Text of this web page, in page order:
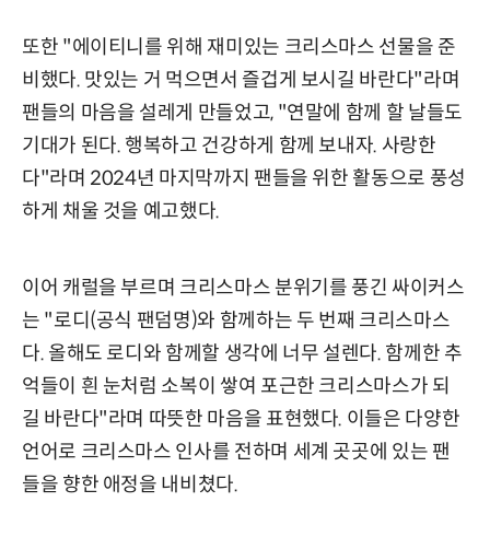
또한 "에이티니를 위해 재미있는 크리스마스 선물을 준
비했다. 맛있는 거 먹으면서 즐겁게 보시길 바란다"라며
팬들의 마음을 설레게 만들었고, "연말에 함께 할 날들도
기대가 된다. 행복하고 건강하게 함께 보내자. 사랑한
다"라며 2024년 마지막까지 팬들을 위한 활동으로 풍성
하게 채울 것을 예고했다.
이어 캐럴을 부르며 크리스마스 분위기를 풍긴 싸이커스
는 "로디(공식 팬덤명)와 함께하는 두 번째 크리스마스
다. 올해도 로디와 함께할 생각에 너무 설렌다. 함께한 추
억들이 흰 눈처럼 소복이 쌓여 포근한 크리스마스가 되
길 바란다"라며 따뜻한 마음을 표현했다. 이들은 다양한
언어로 크리스마스 인사를 전하며 세계 곳곳에 있는 팬
들을 향한 애정을 내비쳤다.